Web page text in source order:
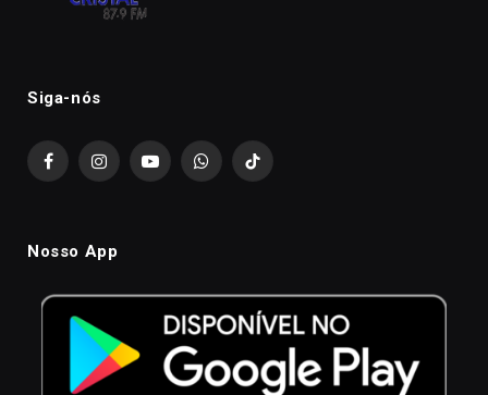
Siga-nós
FacebookInstagramYouTubeWhatsAppTikTok
Nosso App